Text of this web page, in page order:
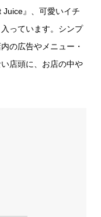
』、可愛いイチ
っています。シンプ
の広告やメニュー・
店頭に、お店の中や